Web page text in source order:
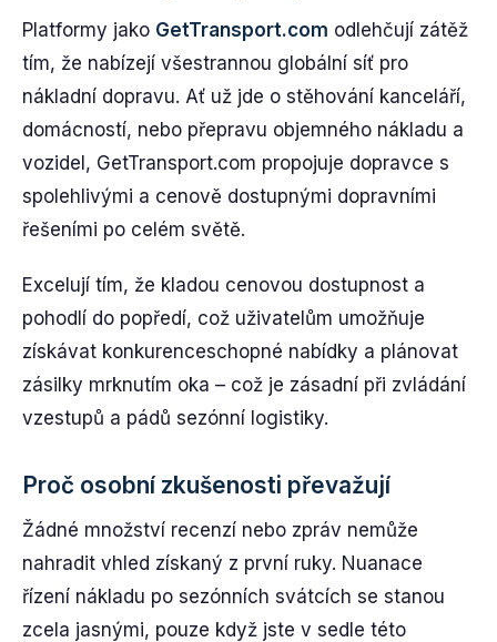
Platformy jako GetTransport.com odlehčují zátěž
tím, že nabízejí všestrannou globální síť pro
nákladní dopravu. Ať už jde o stěhování kanceláří,
domácností, nebo přepravu objemného nákladu a
vozidel, GetTransport.com propojuje dopravce s
spolehlivými a cenově dostupnými dopravními
řešeními po celém světě.
Excelují tím, že kladou cenovou dostupnost a
pohodlí do popředí, což uživatelům umožňuje
získávat konkurenceschopné nabídky a plánovat
zásilky mrknutím oka – což je zásadní při zvládání
vzestupů a pádů sezónní logistiky.
Proč osobní zkušenosti převažují
Žádné množství recenzí nebo zpráv nemůže
nahradit vhled získaný z první ruky. Nuanace
řízení nákladu po sezónních svátcích se stanou
zcela jasnými, pouze když jste v sedle této